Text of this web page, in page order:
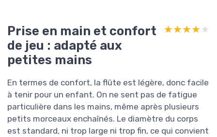
Prise en main et confort
de jeu : adapté aux
petites mains
★★★★★
★★★★★
En termes de confort, la flûte est légère, donc facile
à tenir pour un enfant. On ne sent pas de fatigue
particulière dans les mains, même après plusieurs
petits morceaux enchaînés. Le diamètre du corps
est standard, ni trop large ni trop fin, ce qui convient